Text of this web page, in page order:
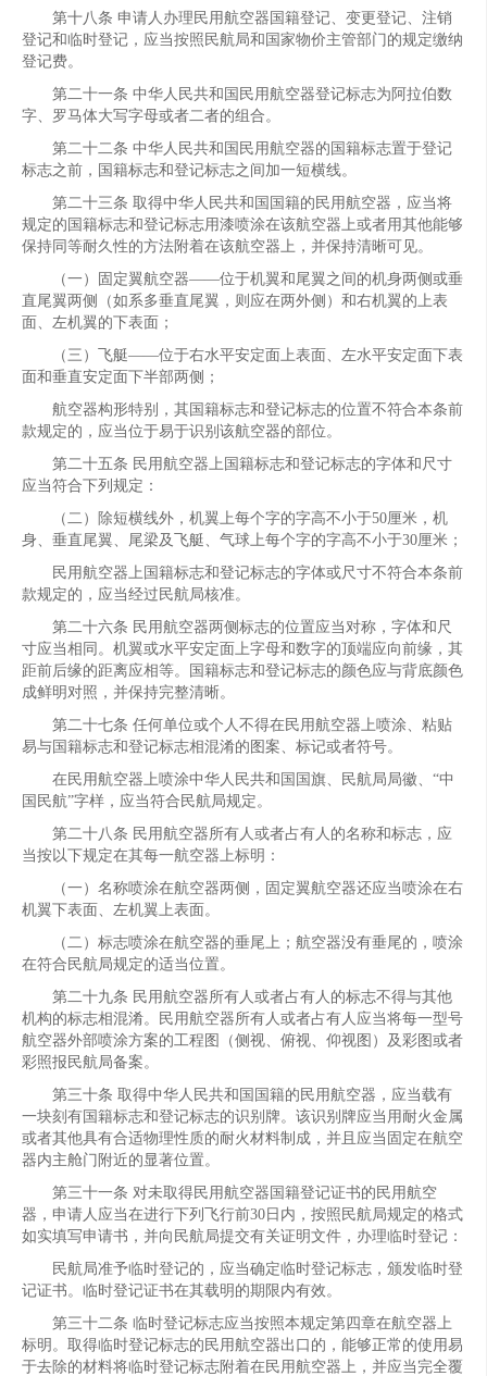
第十八条 申请人办理民用航空器国籍登记、变更登记、注销
登记和临时登记，应当按照民航局和国家物价主管部门的规定缴纳
登记费。
第二十一条 中华人民共和国民用航空器登记标志为阿拉伯数
字、罗马体大写字母或者二者的组合。
第二十二条 中华人民共和国民用航空器的国籍标志置于登记
标志之前，国籍标志和登记标志之间加一短横线。
第二十三条 取得中华人民共和国国籍的民用航空器，应当将
规定的国籍标志和登记标志用漆喷涂在该航空器上或者用其他能够
保持同等耐久性的方法附着在该航空器上，并保持清晰可见。
（一）固定翼航空器——位于机翼和尾翼之间的机身两侧或垂
直尾翼两侧（如系多垂直尾翼，则应在两外侧）和右机翼的上表
面、左机翼的下表面；
（三）飞艇——位于右水平安定面上表面、左水平安定面下表
面和垂直安定面下半部两侧；
航空器构形特别，其国籍标志和登记标志的位置不符合本条前
款规定的，应当位于易于识别该航空器的部位。
第二十五条 民用航空器上国籍标志和登记标志的字体和尺寸
应当符合下列规定：
（二）除短横线外，机翼上每个字的字高不小于50厘米，机
身、垂直尾翼、尾梁及飞艇、气球上每个字的字高不小于30厘米；
民用航空器上国籍标志和登记标志的字体或尺寸不符合本条前
款规定的，应当经过民航局核准。
第二十六条 民用航空器两侧标志的位置应当对称，字体和尺
寸应当相同。机翼或水平安定面上字母和数字的顶端应向前缘，其
距前后缘的距离应相等。国籍标志和登记标志的颜色应与背底颜色
成鲜明对照，并保持完整清晰。
第二十七条 任何单位或个人不得在民用航空器上喷涂、粘贴
易与国籍标志和登记标志相混淆的图案、标记或者符号。
在民用航空器上喷涂中华人民共和国国旗、民航局局徽、“中
国民航”字样，应当符合民航局规定。
第二十八条 民用航空器所有人或者占有人的名称和标志，应
当按以下规定在其每一航空器上标明：
（一）名称喷涂在航空器两侧，固定翼航空器还应当喷涂在右
机翼下表面、左机翼上表面。
（二）标志喷涂在航空器的垂尾上；航空器没有垂尾的，喷涂
在符合民航局规定的适当位置。
第二十九条 民用航空器所有人或者占有人的标志不得与其他
机构的标志相混淆。民用航空器所有人或者占有人应当将每一型号
航空器外部喷涂方案的工程图（侧视、俯视、仰视图）及彩图或者
彩照报民航局备案。
第三十条 取得中华人民共和国国籍的民用航空器，应当载有
一块刻有国籍标志和登记标志的识别牌。该识别牌应当用耐火金属
或者其他具有合适物理性质的耐火材料制成，并且应当固定在航空
器内主舱门附近的显著位置。
第三十一条 对未取得民用航空器国籍登记证书的民用航空
器，申请人应当在进行下列飞行前30日内，按照民航局规定的格式
如实填写申请书，并向民航局提交有关证明文件，办理临时登记：
民航局准予临时登记的，应当确定临时登记标志，颁发临时登
记证书。临时登记证书在其载明的期限内有效。
第三十二条 临时登记标志应当按照本规定第四章在航空器上
标明。取得临时登记标志的民用航空器出口的，能够正常的使用易
于去除的材料将临时登记标志附着在民用航空器上，并应当完全覆